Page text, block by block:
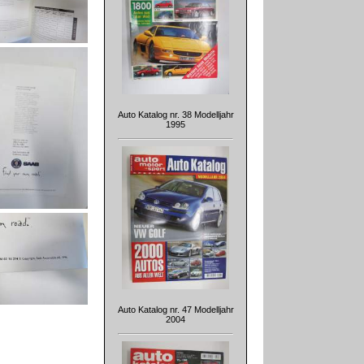
Auto Katalog nr. 38 Modelljahr
1995
Auto Katalog nr. 47 Modelljahr
2004